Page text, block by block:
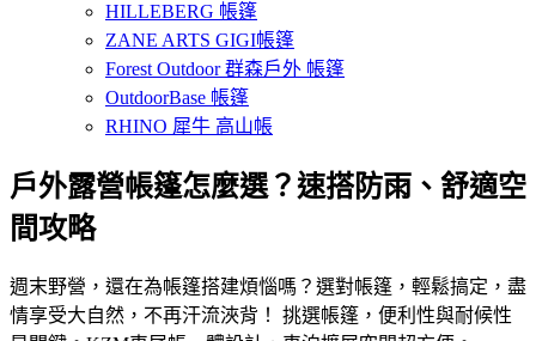
HILLEBERG 帳篷
ZANE ARTS GIGI帳篷
Forest Outdoor 群森戶外 帳篷
OutdoorBase 帳篷
RHINO 犀牛 高山帳
戶外露營帳篷怎麼選？速搭防雨、舒適空
間攻略
週末野營，還在為帳篷搭建煩惱嗎？選對帳篷，輕鬆搞定，盡
情享受大自然，不再汗流浹背！ 挑選帳篷，便利性與耐候性